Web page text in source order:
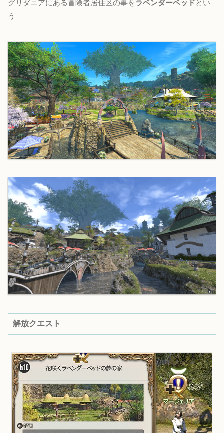
グリダニアにある冒険者居住区の事をラベンダーベッドとい
う
解放クエスト